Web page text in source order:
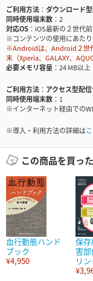
ご利用方法
ダウンロード
同時使用端末数
2
対応OS
iOS最新の２世代
※コンテンツの使用にあた
※Androidは、Android２世
末（Xperia、GALAXY、
必要メモリ容量
24 MB以上
ご利用方法
アクセス型配
同時使用端末数
1
※インターネット経由での
※導入・利用方法の詳細は
この商品を買っ
血行動態ハンド
ブック
¥4,950
保
害
リ